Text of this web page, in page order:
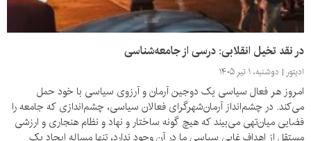
در نقد تخیل انقلابی: درسی از جامعه‌شناسی
ادیتور دوشنبه، ۱ تیر ۱۴۰۵
امروز هر فعال سیاسی یک دوجین آرمان و آرزوی سیاسی با خود حمل
می‌کند. در چشم‌انداز آرمان‌شهرگرای فعالان سیاسی، چشم‌اندازی که جامعه را
فضایی میان‌تهی می‌بیند که هیچ گونه ساختار و نهاد و نظام هنجاری و ارزشی
مستقل از اهداف غایی سیاسی ما در آن وجود ندارد، تنها مساله ایجاد یک